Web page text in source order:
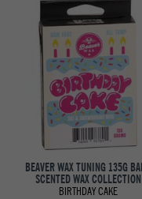
BEAVER WAX TUNING 135G
SCENTED WAX COLLECTION
BIRTHDAY CAKE